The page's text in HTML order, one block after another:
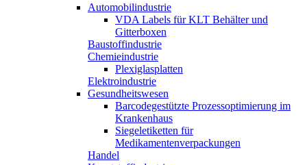
Automobilindustrie
VDA Labels für KLT Behälter und
Gitterboxen
Baustoffindustrie
Chemieindustrie
Plexiglasplatten
Elektroindustrie
Gesundheitswesen
Barcodegestützte Prozessoptimierung im
Krankenhaus
Siegeletiketten für
Medikamentenverpackungen
Handel